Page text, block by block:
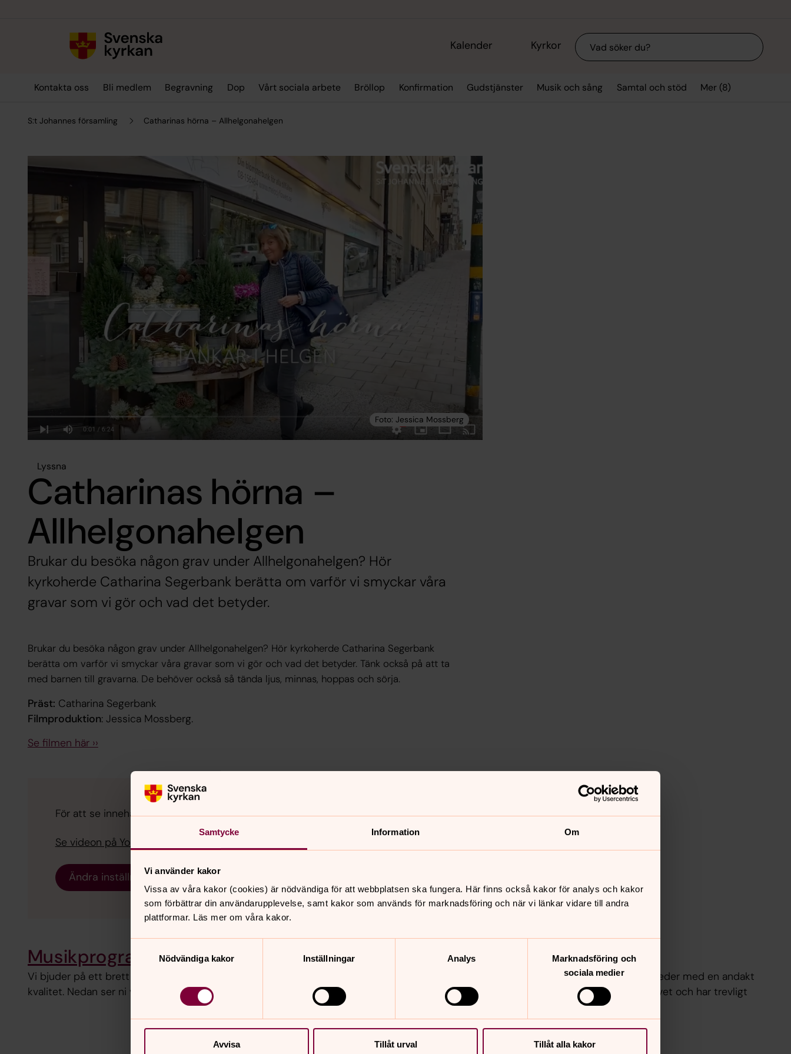
Samtycke Information Om
Vi använder kakor
Vissa av våra kakor (cookies) är nödvändiga för att webbplatsen ska fungera. Här finns också kakor för analys och kakor
som förbättrar din användarupplevelse, samt kakor som används för marknadsföring och när vi länkar vidare till andra
plattformar. Läs mer om våra kakor.
Nödvändiga kakor
Inställningar Analys
Marknadsföring och
sociala medier
Avvisa Tillåt urval Tillåt alla kakor
Kalender Kyrkor Sök
Kontakta oss Bli medlem Begravning Dop Vårt sociala arbete Bröllop Konfirmation Gudstjänster Musik och sång Samtal och stöd Mer (8)
S:t Johannes församling Catharinas hörna – Allhelgonahelgen
Lyssna
Catharinas hörna –
Allhelgonahelgen
Brukar du besöka någon grav under Allhelgonahelgen? Hör
kyrkoherde Catharina Segerbank berätta om varför vi smyckar våra
gravar som vi gör och vad det betyder.
Brukar du besöka någon grav under Allhelgonahelgen? Hör kyrkoherde Catharina Segerbank
berätta om varför vi smyckar våra gravar som vi gör och vad det betyder. Tänk också på att ta
med barnen till gravarna. De behöver också så tända ljus, minnas, hoppas och sörja.
Präst: Catharina Segerbank
Filmproduktion: Jessica Mossberg.
Se filmen här ››
För att se innehållet behöver du acceptera kakor för marknadsföring.
Se videon på YouTube i stället.
Ändra inställningar
Musikprogram 2026
Vi bjuder på ett brett utbud av musikevenemang med hög konstnärlig
kvalitet. Nedan ser ni vårt konsertutbud för våren 2026.
Kaffe med hopp!
Kom och träffas i Stefanskyrkan varannan tisdag. Vi inleder med en andakt
och därefter fikar vi och samtalar om kristen tro och livet och har trevligt
tillsammans.